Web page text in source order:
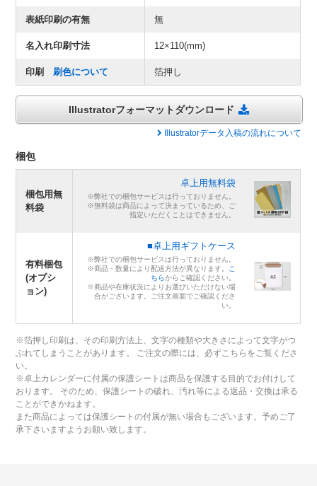
表紙印刷の有無 無
名入れ印刷寸法 12×110(mm)
印刷刷色について 箔押し
Illustratorフォーマットダウンロード
Illustratorデータ入稿の流れについて
梱包
梱包用無
料袋
卓上用無料袋
※弊社での梱包サービスは行っておりません。
※無料袋は商品によって決まっているため、ご
指定いただくことはできません。
有料梱包
(オプシ
ョン)
■卓上用ギフトケース
※弊社での梱包サービスは行っておりません。
※商品・数量により配送方法が異なります。 こ
ちらからご確認ください。
※商品や在庫状況によりお選びいただけない場
合がございます。ご注文画面でご確認くださ
い。
※箔押し印刷は、その印刷方法上、文字の種類や大きさによって文字がつ
ぶれてしまうことがあります。 ご注文の際には、必ずこちらをご覧くださ
い。
※卓上カレンダーに付属の保護シートは商品を保護する目的でお付けして
おります。 そのため、保護シートの破れ、汚れ等による返品・交換は承る
ことができかねます。
また商品によっては保護シートの付属が無い場合もございます。予めご了
承下さいますようお願い致します。